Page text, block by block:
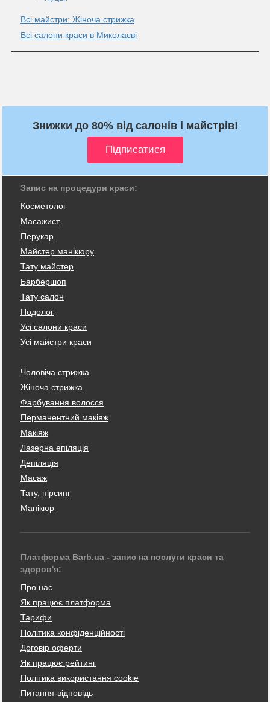
Всі майстри: Жіноча стрижка
Всі салони краси в Миколаєві
Знижки до 80% від салонів і майстрів!
Запис на процедури краси:
Косметолог
Масажист
Перукар
Майстер манікюру
Тату майстер
Барбершоп
Тату салон
Подолог
Усі салони краси
Усі майстри краси
Чоловіча стрижка
Жіноча стрижка
Фарбування волосся
Перманентний макіяж
Макіяж
Лазерна епіляція
Депіляція
Масаж
Тату, пірсинг
Манікюр
Платформа Barb.ua - запис на послуги краси та
здоров'я:
Про нас
Як працює платформа
Тарифи
Політика конфіденційності
Договір оферти
Як працює рейтинг
Політика використання cookie
Питання-відповідь